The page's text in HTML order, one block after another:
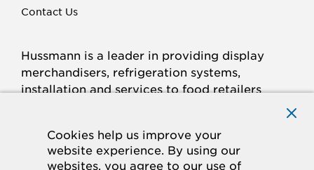
Cookies help us improve your
website experience. By using our
websites, you agree to our use of
Contact Us
Hussmann is a leader in providing display
merchandisers, refrigeration systems,
installation and services to food retailers
FACEBOOK
LINKED
INSTAGRAM
YOUTUBE